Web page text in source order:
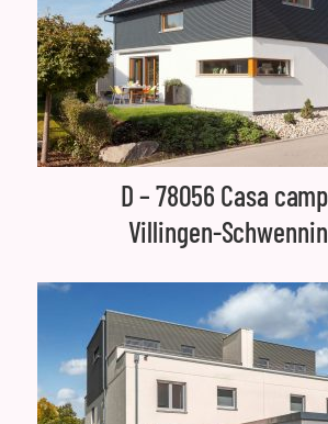
D – 78056 Casa
Villingen-